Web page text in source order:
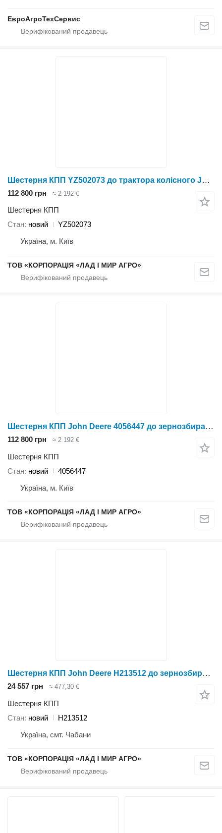
ЕвроАгроТехСервис
Шестерня КПП YZ502073 до трактора колісного John Deere 9230
112 800 грн ≈ 2 192 €
Шестерня КПП
Стан новий
YZ502073
Україна, м. Київ
ТОВ «КОРПОРАЦІЯ «ЛАД І МИР АГРО»
Шестерня КПП John Deere 4056447 до зернозбирального комбайна John Deere
112 800 грн ≈ 2 192 €
Шестерня КПП
Стан новий
4056447
Україна, м. Київ
ТОВ «КОРПОРАЦІЯ «ЛАД І МИР АГРО»
Шестерня КПП John Deere H213512 до зернозбирального комбайна
24 557 грн ≈ 477,30 €
Шестерня КПП
Стан новий
H213512
Україна, смт. Чабани
ТОВ «КОРПОРАЦІЯ «ЛАД І МИР АГРО»